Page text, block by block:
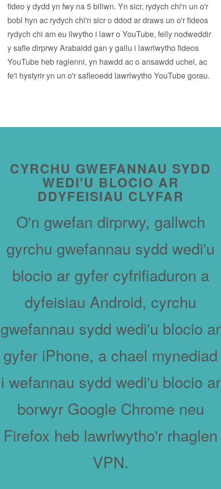
fideo y dydd yn fwy na 5 biliwn. Yn sicr, rydych chi'n un o'r
bobl hyn ac rydych chi'n sicr o ddod ar draws un o'r fideos
rydych chi am eu llwytho i lawr o YouTube, felly nodweddir
y safle dirprwy Arabaidd gan y gallu i lawrlwytho fideos
YouTube heb raglenni, yn hawdd ac o ansawdd uchel, ac
fe'i hystyrir yn un o'r safleoedd lawrlwytho YouTube gorau.
CYRCHU GWEFANNAU SYDD
WEDI'U BLOCIO AR
DDYFEISIAU CLYFAR
O'n gwefan dirprwy, gallwch
gyrchu gwefannau sydd wedi'u
blocio ar gyfer cyfrifiaduron a
dyfeisiau Android, cyrchu
gwefannau sydd wedi'u blocio ar
gyfer iPhone, a chael mynediad
i wefannau sydd wedi'u blocio ar
borwyr Google Chrome neu
Firefox heb lawrlwytho'r rhaglen
VPN.